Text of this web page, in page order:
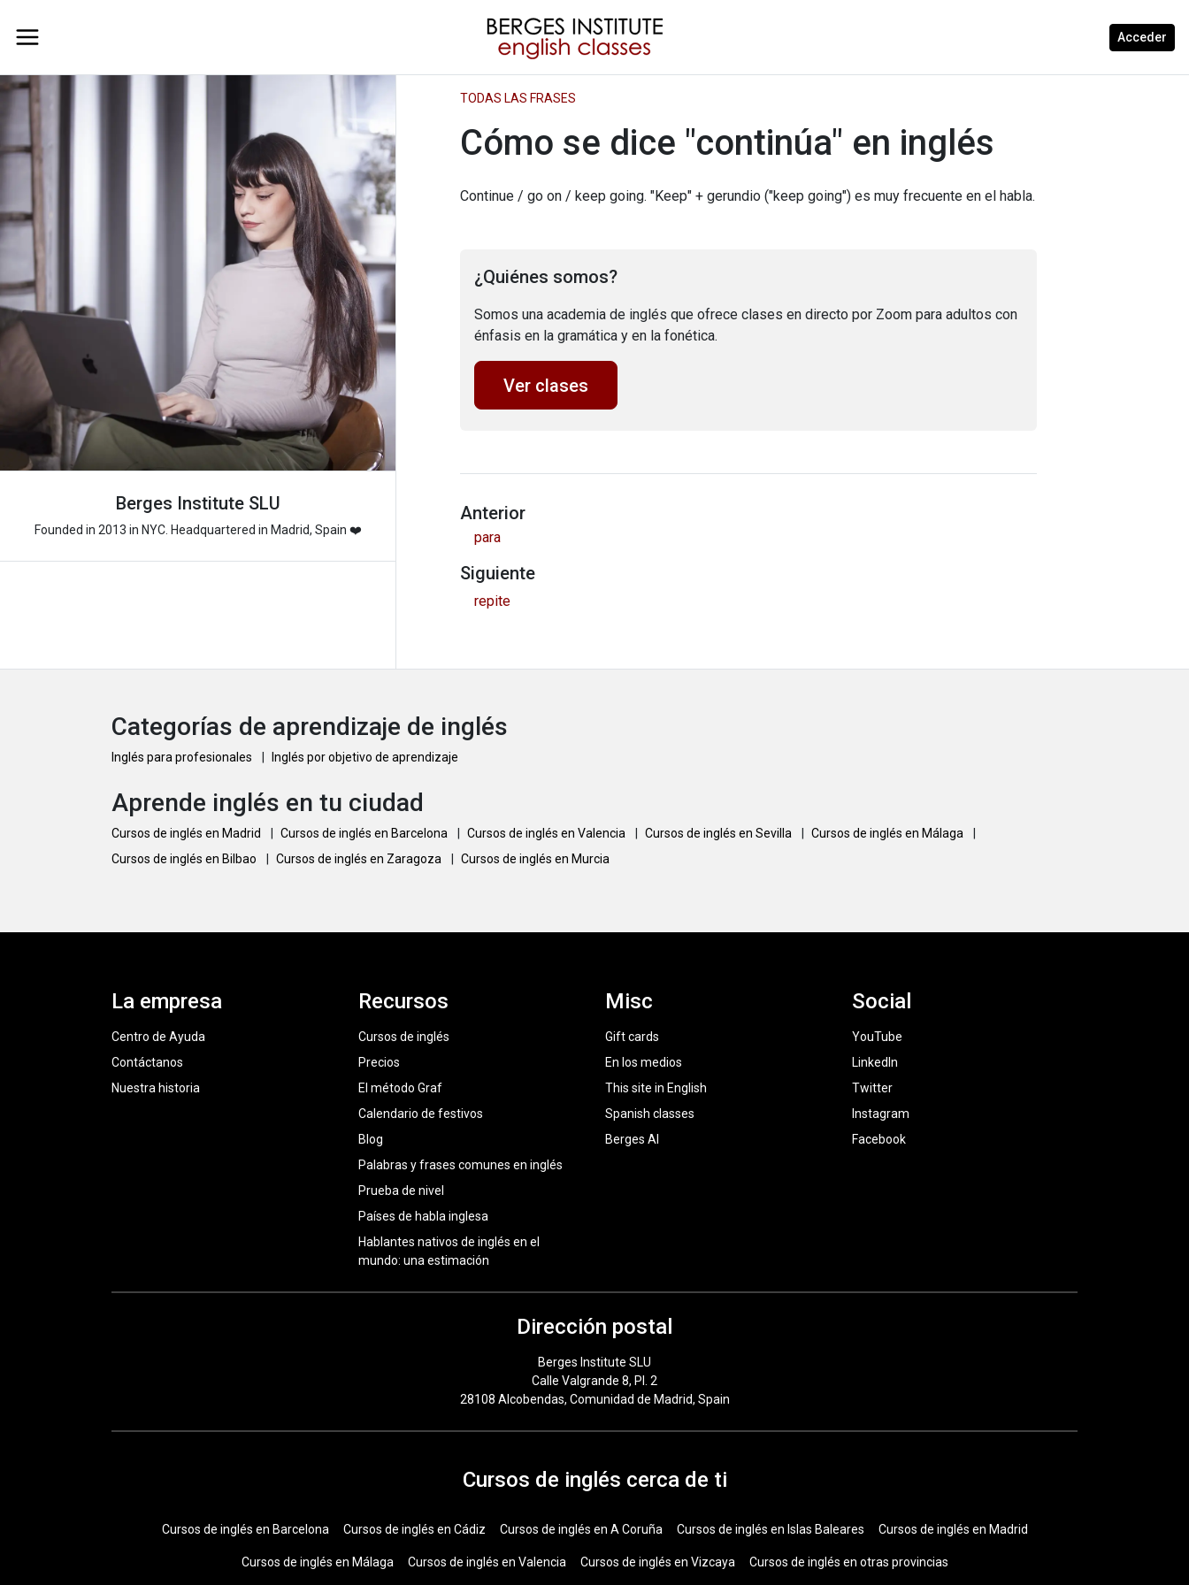
Acceder
Berges Institute SLU
Founded in 2013 in NYC. Headquartered in Madrid, Spain ❤️
TODAS LAS FRASES
Cómo se dice "continúa" en inglés
Continue / go on / keep going. "Keep" + gerundio ("keep going") es muy frecuente en el habla.
¿Quiénes somos?
Somos una academia de inglés que ofrece clases en directo por Zoom para adultos con
énfasis en la gramática y en la fonética.
Ver clases
Anterior
para
Siguiente
repite
Categorías de aprendizaje de inglés
Inglés para profesionales Inglés por objetivo de aprendizaje
Aprende inglés en tu ciudad
Cursos de inglés en Madrid Cursos de inglés en Barcelona Cursos de inglés en Valencia Cursos de inglés en Sevilla Cursos de inglés en Málaga
Cursos de inglés en Bilbao
Cursos de inglés en Zaragoza Cursos de inglés en Murcia
La empresa
Centro de Ayuda
Contáctanos
Nuestra historia
Recursos
Cursos de inglés
Precios
El método Graf
Calendario de festivos
Blog
Palabras y frases comunes en inglés
Prueba de nivel
Países de habla inglesa
Hablantes nativos de inglés en el
mundo: una estimación
Misc
Gift cards
En los medios
This site in English
Spanish classes
Berges AI
Social
YouTube
LinkedIn
Twitter
Instagram
Facebook
Dirección postal
Berges Institute SLU
Calle Valgrande 8, Pl. 2
28108 Alcobendas, Comunidad de Madrid, Spain
Cursos de inglés cerca de ti
Cursos de inglés en Barcelona Cursos de inglés en Cádiz Cursos de inglés en A Coruña Cursos de inglés en Islas Baleares Cursos de inglés en Madrid
Cursos de inglés en Málaga Cursos de inglés en Valencia Cursos de inglés en Vizcaya Cursos de inglés en otras provincias